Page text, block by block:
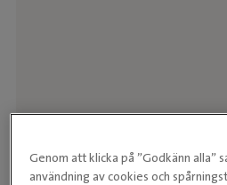
Genom att klicka på ”Godkänn alla”
användning av cookies och